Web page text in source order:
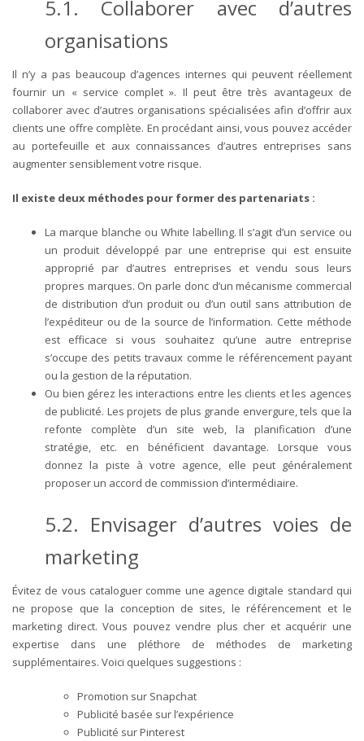
5.1. Collaborer avec d’autres
organisations
Il n’y a pas beaucoup d’agences internes qui peuvent réellement
fournir un « service complet ». Il peut être très avantageux de
collaborer avec d’autres organisations spécialisées afin d’offrir aux
clients une offre complète. En procédant ainsi, vous pouvez accéder
au portefeuille et aux connaissances d’autres entreprises sans
augmenter sensiblement votre risque.
Il existe deux méthodes pour former des partenariats :
La marque blanche ou White labelling. Il s’agit d’un service ou
un produit développé par une entreprise qui est ensuite
approprié par d’autres entreprises et vendu sous leurs
propres marques. On parle donc d’un mécanisme commercial
de distribution d’un produit ou d’un outil sans attribution de
l’expéditeur ou de la source de l’information. Cette méthode
est efficace si vous souhaitez qu’une autre entreprise
s’occupe des petits travaux comme le référencement payant
ou la gestion de la réputation.
Ou bien gérez les interactions entre les clients et les agences
de publicité. Les projets de plus grande envergure, tels que la
refonte complète d’un site web, la planification d’une
stratégie, etc. en bénéficient davantage. Lorsque vous
donnez la piste à votre agence, elle peut généralement
proposer un accord de commission d’intermédiaire.
5.2. Envisager d’autres voies de
marketing
Évitez de vous cataloguer comme une agence digitale standard qui
ne propose que la conception de sites, le référencement et le
marketing direct. Vous pouvez vendre plus cher et acquérir une
expertise dans une pléthore de méthodes de marketing
supplémentaires. Voici quelques suggestions :
Promotion sur Snapchat
Publicité basée sur l’expérience
Publicité sur Pinterest